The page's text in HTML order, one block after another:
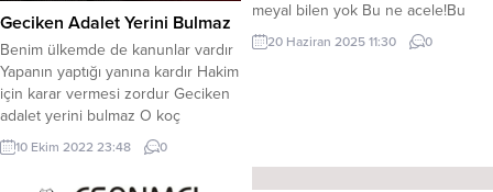
Geciken Adalet Yerini Bulmaz
Benim ülkemde de kanunlar vardır
Yapanın yaptığı yanına kardır Hakim
için karar vermesi zordur Geciken
adalet yerini bulmaz O koç
yiğitlerde vatan sevdası Oğlunu
yitirmiş şehit anası Bu yüzden
10 Ekim 2022 23:48 0
meyal bilen yok Bu ne acele!Bu
nasıl meseleGelipte gitmeEzipte
geçmeİçine sıçıpta etmeEtme gayrı
Emrah Elitaş
20 Haziran 2025 11:30 0